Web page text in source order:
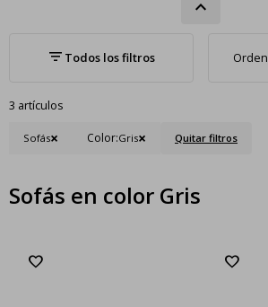
3 artículos
Sofás Color:Gris Quitar filtros
Sofás en color Gris